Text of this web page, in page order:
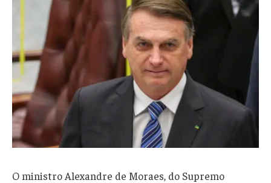
O ministro Alexandre de Moraes, do Supremo